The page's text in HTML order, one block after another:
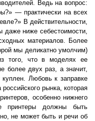
Ведь на вопрос:
— практически на всех
В действительности,
даже ниже себестоимости,
материалов. Более
мы деликатно умолчим)
того, что в моделях ее
более двух раз, а значит,
Любовь к заправке
рынка, которая
особенно нижнего
принтеры должны быть
не может быть и речи об